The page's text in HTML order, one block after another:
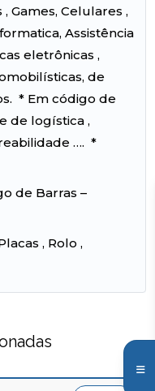
Games, Celulares ,
Assistência
eletrônicas ,
de
* Em código de
de logística ,
…. *
de Barras –
, Rolo ,